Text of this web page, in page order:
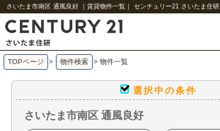
さいたま市南区 通風良好 ｜賃貸物件一覧｜ センチュリー21 さいたま住研
TOPページ > 物件検索 > 物件一覧
選択中の条件
さいたま市南区 通風良好